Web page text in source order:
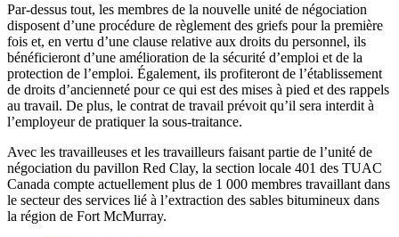
Par-dessus tout, les membres de la nouvelle unité de négociation
disposent d’une procédure de règlement des griefs pour la première
fois et, en vertu d’une clause relative aux droits du personnel, ils
bénéficieront d’une amélioration de la sécurité d’emploi et de la
protection de l’emploi. Également, ils profiteront de l’établissement
de droits d’ancienneté pource qui est des mises à pied et des rappels
au travail. De plus, le contrat de travail prévoit qu’il sera interdit à
l’employeurde pratiquerla sous-traitance.
Avec les travailleuses et les travailleurs faisant partie de l’unité de
négociation du pavillon Red Clay, la section locale 401 des TUAC
Canada compte actuellement plus de 1 000 membres travaillant dans
le secteurdes services lié à l’extraction des sables bitumineux dans
la région de Fort McMurray.